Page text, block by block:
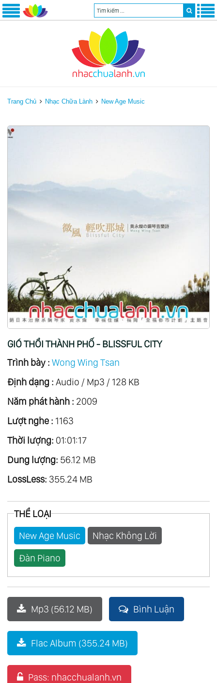
Trang Chủ Nhạc Chữa Lành New Age Music
GIÓ THỔI THÀNH PHỐ - BLISSFUL CITY
Trình bày : Wong Wing Tsan
Định dạng : Audio / Mp3 / 128 KB
Năm phát hành : 2009
Lượt nghe : 1163
Thời lượng: 01:01:17
Dung lượng: 56.12 MB
LossLess: 355.24 MB
THỂ LOẠI
New Age Music
Nhạc Không Lời
Đàn Piano
Mp3 (56.12 MB) Bình Luận
Flac Album (355.24 MB)
Pass: nhacchualanh.vn